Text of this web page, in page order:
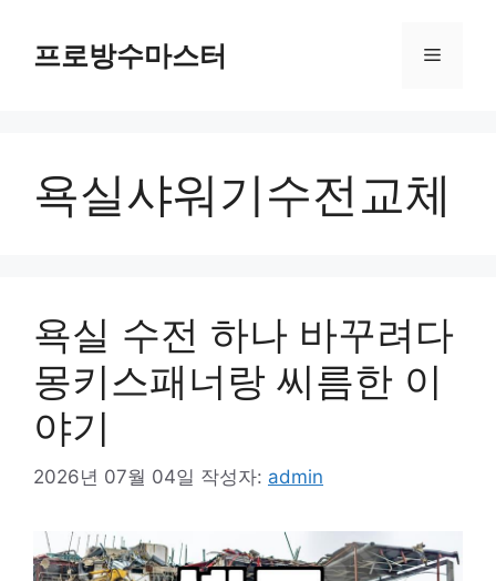
프로방수마스터 메
욕실샤워기수전교체
욕실 수전 하나 바꾸려다
몽키스패너랑 씨름한 이
야기
2026년 07월 04일 작성자: admin